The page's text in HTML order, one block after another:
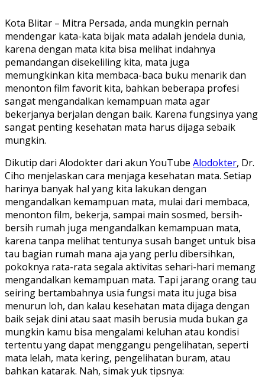
Kota Blitar – Mitra Persada, anda mungkin pernah
mendengar kata-kata bijak mata adalah jendela dunia,
karena dengan mata kita bisa melihat indahnya
pemandangan disekeliling kita, mata juga
memungkinkan kita membaca-baca buku menarik dan
menonton film favorit kita, bahkan beberapa profesi
sangat mengandalkan kemampuan mata agar
bekerjanya berjalan dengan baik. Karena fungsinya yang
sangat penting kesehatan mata harus dijaga sebaik
mungkin.
Dikutip dari Alodokter dari akun YouTube Alodokter, Dr.
Ciho menjelaskan cara menjaga kesehatan mata. Setiap
harinya banyak hal yang kita lakukan dengan
mengandalkan kemampuan mata, mulai dari membaca,
menonton film, bekerja, sampai main sosmed, bersih-
bersih rumah juga mengandalkan kemampuan mata,
karena tanpa melihat tentunya susah banget untuk bisa
tau bagian rumah mana aja yang perlu dibersihkan,
pokoknya rata-rata segala aktivitas sehari-hari memang
mengandalkan kemampuan mata. Tapi jarang orang tau
seiring bertambahnya usia fungsi mata itu juga bisa
menurun loh, dan kalau kesehatan mata dijaga dengan
baik sejak dini atau saat masih berusia muda bukan ga
mungkin kamu bisa mengalami keluhan atau kondisi
tertentu yang dapat menggangu pengelihatan, seperti
mata lelah, mata kering, pengelihatan buram, atau
bahkan katarak. Nah, simak yuk tipsnya: